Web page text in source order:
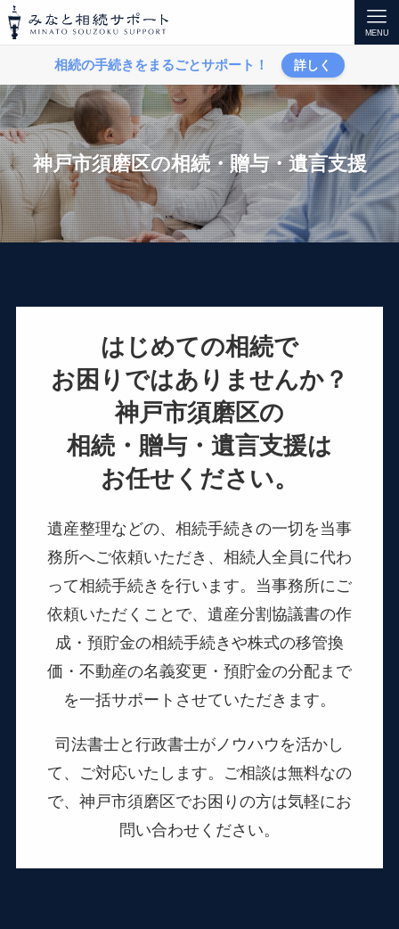
みなと相続サポート
MENU
相続の手続きをまるごとサポート！ 詳しく
神戸市須磨区
はじめての相続で
お困りではありませんか？
神戸市須磨区の
相続・贈与・遺言支援は
お任せください。
遺産整理などの、相続手続きの一切を当事
務所へご依頼いただき、相続人全員に代わ
って相続手続きを行います。 当事務所にご
依頼いただくことで、遺産分割協議書の作
成・預貯金の相続手続きや株式の移管換
価・不動産の名義変更・預貯金の分配まで
を一括サポートさせていただきます。
司法書士と行政書士がノウハウを活かし
て、ご対応いたします。 ご相談は無料なの
で、神戸市須磨区でお困りの方は気軽にお
問い合わせください。